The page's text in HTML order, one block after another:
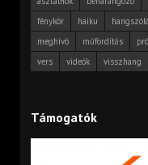
fénykör
haiku
meghívó
műfordítás
vers
videók visszhang
Támogatók